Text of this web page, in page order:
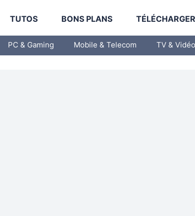
TUTOS BONS PLANS
PC & Gaming Mobile & Telecom TV & Vidéo